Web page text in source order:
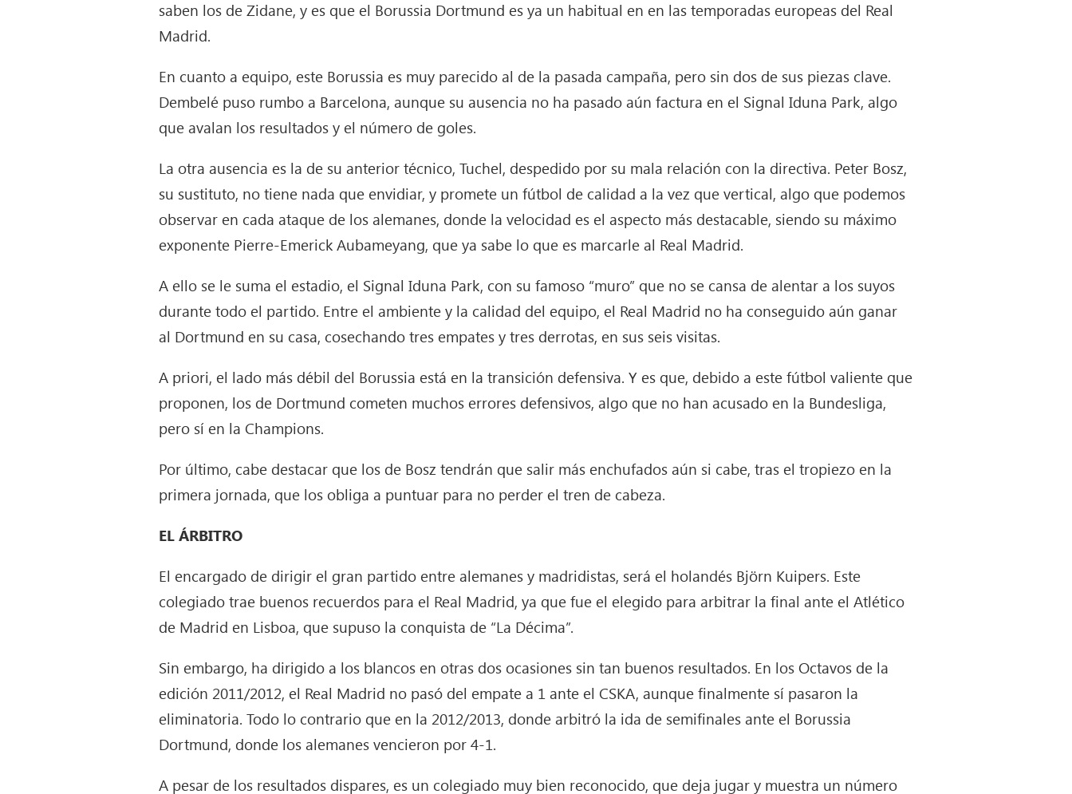
saben los de Zidane, y es que el Borussia Dortmund es ya un habitual en en las temporadas europeas del Real
Madrid.
En cuanto a equipo, este Borussia es muy parecido al de la pasada campaña, pero sin dos de sus piezas clave.
Dembelé puso rumbo a Barcelona, aunque su ausencia no ha pasado aún factura en el Signal Iduna Park, algo
que avalan los resultados y el número de goles.
La otra ausencia es la de su anterior técnico, Tuchel, despedido por su mala relación con la directiva. Peter Bosz,
su sustituto, no tiene nada que envidiar, y promete un fútbol de calidad a la vez que vertical, algo que podemos
observar en cada ataque de los alemanes, donde la velocidad es el aspecto más destacable, siendo su máximo
exponente Pierre-Emerick Aubameyang, que ya sabe lo que es marcarle al Real Madrid.
A ello se le suma el estadio, el Signal Iduna Park, con su famoso “muro” que no se cansa de alentar a los suyos
durante todo el partido. Entre el ambiente y la calidad del equipo, el Real Madrid no ha conseguido aún ganar
al Dortmund en su casa, cosechando tres empates y tres derrotas, en sus seis visitas.
A priori, el lado más débil del Borussia está en la transición defensiva. Y es que, debido a este fútbol valiente que
proponen, los de Dortmund cometen muchos errores defensivos, algo que no han acusado en la Bundesliga,
pero sí en la Champions.
Por último, cabe destacar que los de Bosz tendrán que salir más enchufados aún si cabe, tras el tropiezo en la
primera jornada, que los obliga a puntuar para no perder el tren de cabeza.
EL ÁRBITRO
El encargado de dirigir el gran partido entre alemanes y madridistas, será el holandés Björn Kuipers. Este
colegiado trae buenos recuerdos para el Real Madrid, ya que fue el elegido para arbitrar la final ante el Atlético
de Madrid en Lisboa, que supuso la conquista de “La Décima”.
Sin embargo, ha dirigido a los blancos en otras dos ocasiones sin tan buenos resultados. En los Octavos de la
edición 2011/2012, el Real Madrid no pasó del empate a 1 ante el CSKA, aunque finalmente sí pasaron la
eliminatoria. Todo lo contrario que en la 2012/2013, donde arbitró la ida de semifinales ante el Borussia
Dortmund, donde los alemanes vencieron por 4-1.
A pesar de los resultados dispares, es un colegiado muy bien reconocido, que deja jugar y muestra un número